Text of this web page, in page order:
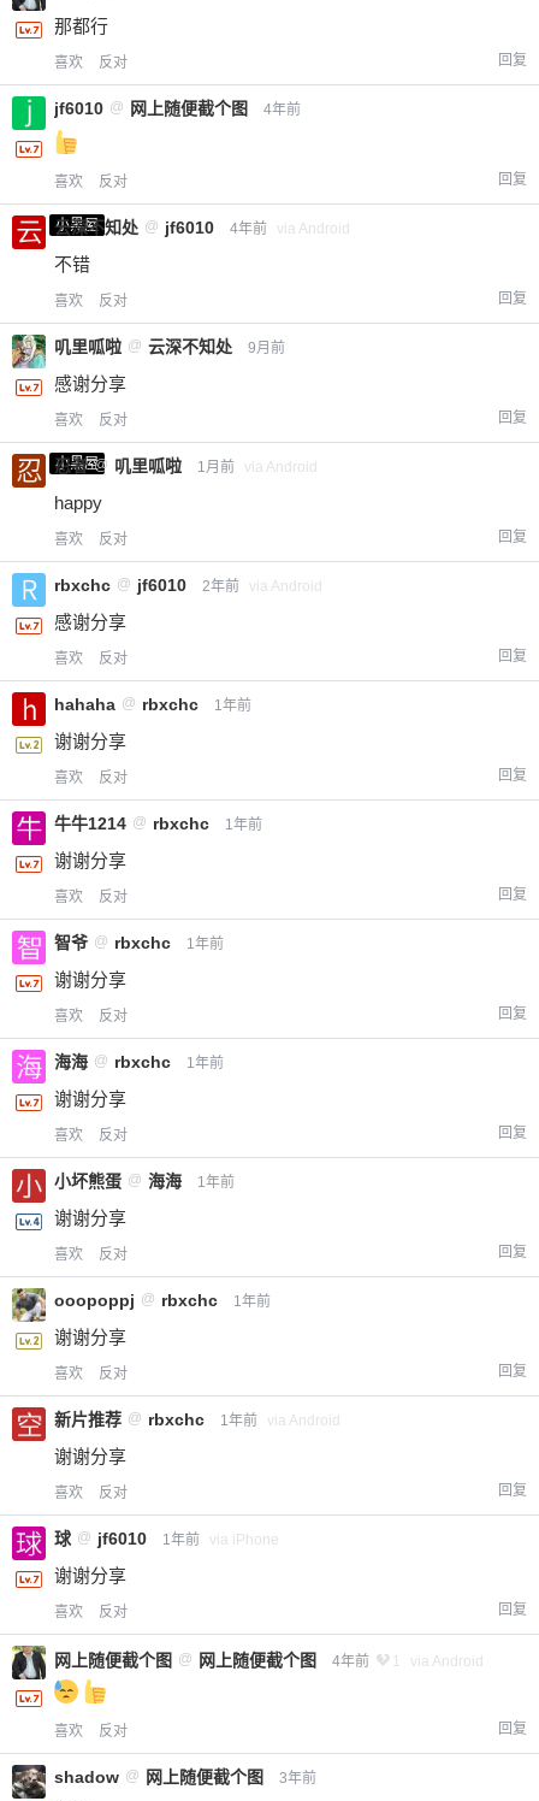
那都行
喜欢 反对 回复
jf6010 @ 网上随便截个图 4年前
喜欢 反对 回复
小黑屋
云深不知处 @ jf6010 4年前 via Android
不错
喜欢 反对 回复
叽里呱啦 @ 云深不知处 9月前
感谢分享
喜欢 反对 回复
小黑屋
忍者 @ 叽里呱啦 1月前 via Android
happy
喜欢 反对 回复
rbxchc @ jf6010 2年前 via Android
感谢分享
喜欢 反对 回复
hahaha @ rbxchc 1年前
谢谢分享
喜欢 反对 回复
牛牛1214 @ rbxchc 1年前
谢谢分享
喜欢 反对 回复
智爷 @ rbxchc 1年前
谢谢分享
喜欢 反对 回复
海海 @ rbxchc 1年前
谢谢分享
喜欢 反对 回复
小坏熊蛋 @ 海海 1年前
谢谢分享
喜欢 反对 回复
ooopoppj @ rbxchc 1年前
谢谢分享
喜欢 反对 回复
新片推荐 @ rbxchc 1年前 via Android
谢谢分享
喜欢 反对 回复
球 @ jf6010 1年前 via iPhone
谢谢分享
喜欢 反对 回复
网上随便截个图 @ 网上随便截个图 4年前 1 via Android
喜欢 反对 回复
shadow @ 网上随便截个图 3年前